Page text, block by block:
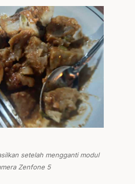
setelah mengganti modul
Zenfone 5